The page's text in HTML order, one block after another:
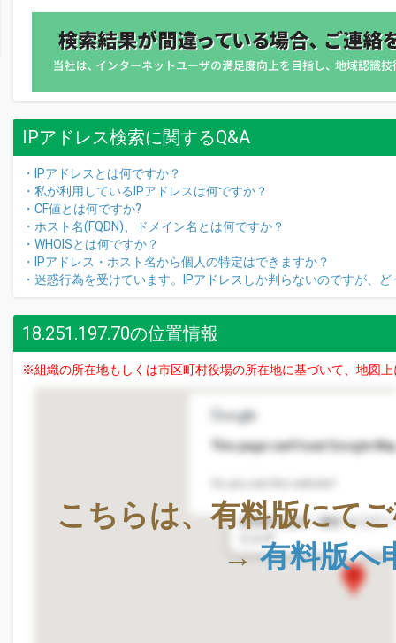
IPアドレス検索に関するQ&A
・IPアドレスとは何ですか？
・私が利用しているIPアドレスは何ですか？
・CF値とは何ですか?
・ホスト名(FQDN)、ドメイン名とは何ですか？
・WHOISとは何ですか？
・IPアドレス・ホスト名から個人の特定はできますか？
・迷惑行為を受けています。IPアドレスしか判らないのですが、
18.251.197.70の位置情報
※組織の所在地もしくは市区町村役場の所在地に基づいて、地図
株式会社Geolocation
〒411-0036
静岡県三島市一番町18-22ア
This page can't load Google
こちらは、有料版にて
→有料版へ